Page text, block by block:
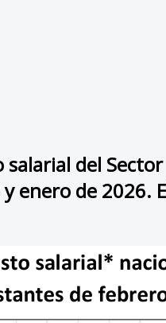
del
enero de 2026.